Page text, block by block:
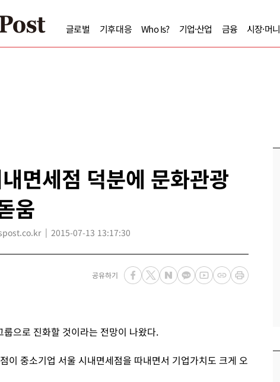
글로벌 기후대응 Who Is? 기업·산업 금융 시장·머니
면세점 덕분에 문화관광
움
2015-07-13 13:17:30
공유하기
으로 진화할 것이라는 전망이 나왔다.
이 중소기업 서울 시내면세점을 따내면서 기업가치도 크게 오